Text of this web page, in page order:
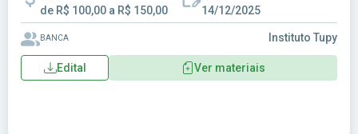
de R$ 100,00 a R$ 150,00 14/12/2025
BANCA Instituto Tupy
Edital Ver materiais